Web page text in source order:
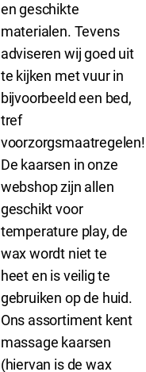
en geschikte
materialen. Tevens
adviseren wij goed uit
te kijken met vuur in
bijvoorbeeld een bed,
tref
voorzorgsmaatregelen!
De kaarsen in onze
webshop zijn allen
geschikt voor
temperature play, de
wax wordt niet te
heet en is veilig te
gebruiken op de huid.
Ons assortiment kent
massage kaarsen
(hiervan is de wax